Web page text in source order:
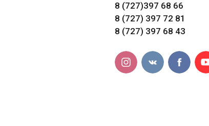
8 (727)397 68 66
8 (727) 397 72 81
8 (727) 397 68 43